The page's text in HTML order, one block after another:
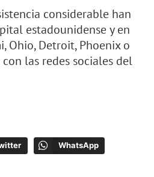
considerable han
estadounidense y en
Ohio, Detroit, Phoenix o
las redes sociales del
WhatsApp